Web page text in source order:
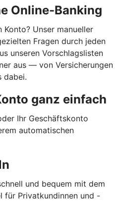
Online-Banking
Konto? Unser manueller
Fragen durch jeden
unseren Vorschlagslisten
aus — von Versicherungen
dabei.
ganz einfach
Ihr Geschäftskonto
automatischen
und bequem mit dem
für Privatkundinnen und -